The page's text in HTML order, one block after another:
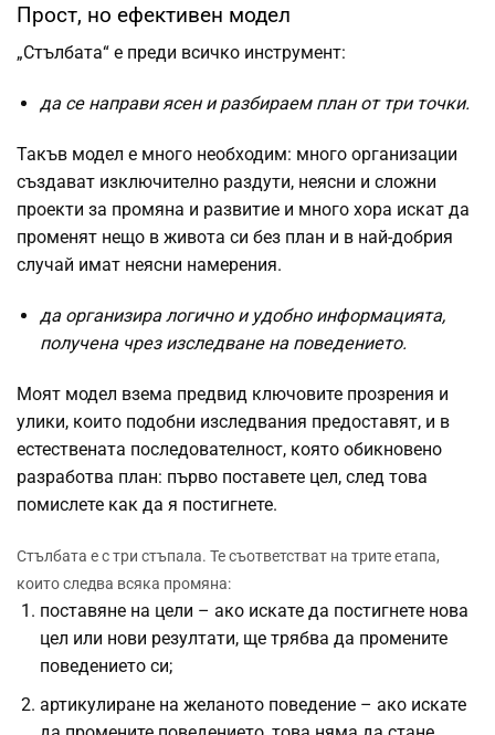
Прост, но ефективен модел
„Стълбата“ е преди всичко инструмент:
да се направи ясен и разбираем план от три точки.
Такъв модел е много необходим: много организации
създават изключително раздути, неясни и сложни
проекти за промяна и развитие и много хора искат да
променят нещо в живота си без план и в най-добрия
случай имат неясни намерения.
да организира логично и удобно информацията,
получена чрез изследване на поведението.
Моят модел взема предвид ключовите прозрения и
улики, които подобни изследвания предоставят, и в
естествената последователност, която обикновено
разработва план: първо поставете цел, след това
помислете как да я постигнете.
Стълбата е с три стъпала. Те съответстват на трите етапа,
които следва всяка промяна:
поставяне на цели – ако искате да постигнете нова
цел или нови резултати, ще трябва да промените
поведението си;
артикулиране на желаното поведение – ако искате